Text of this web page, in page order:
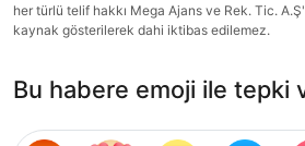
her türlü telif hakkı Mega Ajans ve Rek. Tic.
kaynak gösterilerek dahi iktibas edilemez.
Bu habere emoji ile tepki